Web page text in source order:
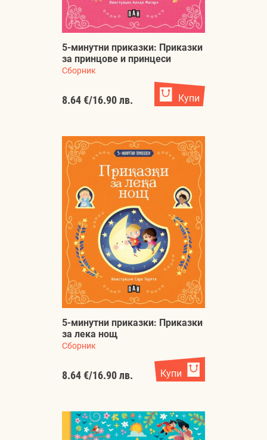
5-минутни приказки: Приказки
за принцове и принцеси
Сборник
8.64 €/16.90 лв. Купи
5-минутни приказки: Приказки
за лека нощ
Сборник
8.64 €/16.90 лв. Купи